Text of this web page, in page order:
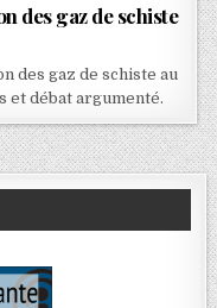
des gaz de schiste
des gaz de schiste au
et débat argumenté.